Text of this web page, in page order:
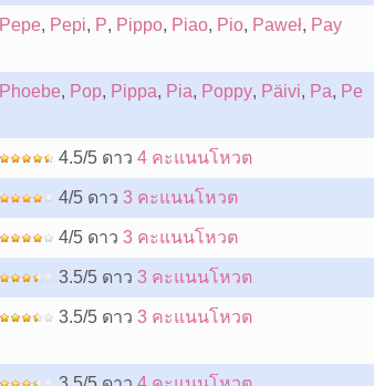
Pepe, Pepi, P, Pippo, Piao, Pio, Paweł, Pay
Phoebe, Pop, Pippa, Pia, Poppy, Päivi, Pa, Pe
4.5/5 ดาว 4 คะแนนโหวต
4/5 ดาว 3 คะแนนโหวต
4/5 ดาว 3 คะแนนโหวต
3.5/5 ดาว 3 คะแนนโหวต
3.5/5 ดาว 3 คะแนนโหวต